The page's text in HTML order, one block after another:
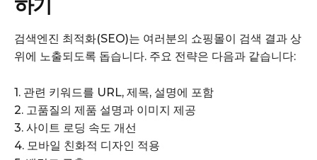
검색엔진 최적화(SEO)는 여러분의 쇼핑몰이 검색 결과 상
위에 노출되도록 돕습니다. 주요 전략은 다음과 같습니다:
1. 관련 키워드를 URL, 제목, 설명에 포함
2. 고품질의 제품 설명과 이미지 제공
3. 사이트 로딩 속도 개선
4. 모바일 친화적 디자인 적용